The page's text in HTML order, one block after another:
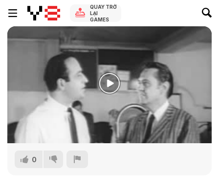
QUAY TRỞ
LẠI
GAMES
0